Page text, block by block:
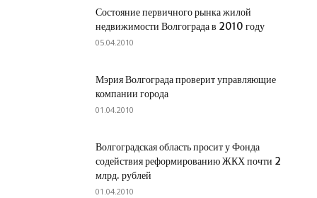
Состояние первичного рынка жилой
недвижимости Волгограда в 2010 году
05.04.2010
Мэрия Волгограда проверит управляющие
компании города
01.04.2010
Волгоградская область просит у Фонда
содействия реформированию ЖКХ почти 2
млрд. рублей
01.04.2010